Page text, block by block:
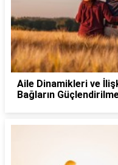
Aile Dinamikleri ve
Bağların